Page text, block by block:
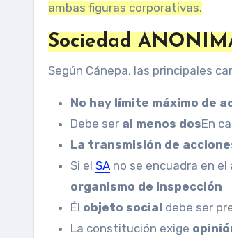
ambas figuras corporativas.
Sociedad
Según Cánepa, las principales
No hay límite máximo de
Debe ser al menos dosEn
La transmisión de
Si el SA no se encuadra en el
organismo de inspección
Él objeto social debe ser
La constitución exige